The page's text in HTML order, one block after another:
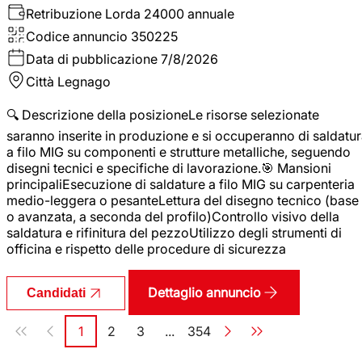
Retribuzione Lorda 24000 annuale
Codice annuncio 350225
Data di pubblicazione 7/8/2026
Città Legnago
🔍 Descrizione della posizioneLe risorse selezionate
saranno inserite in produzione e si occuperanno di
a filo MIG su componenti e strutture metalliche, seguendo
disegni tecnici e specifiche di lavorazione.🎯 Mansioni
principaliEsecuzione di saldature a filo MIG su carpenteria
medio-leggera o pesanteLettura del disegno tecnico (base
o avanzata, a seconda del profilo)Controllo visivo della
saldatura e rifinitura del pezzoUtilizzo degli strumenti di
officina e rispetto delle procedure di sicurezza
Candidati Dettaglio annuncio
Paginazione
Pagina
1 Pagina
2 Pagina
3 ... Pagina
354